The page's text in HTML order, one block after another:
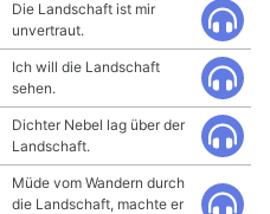
Die Landschaft ist mir
unvertraut.
Ich will die Landschaft
sehen.
Dichter Nebel lag über der
Landschaft.
Müde vom Wandern durch
die Landschaft, machte er